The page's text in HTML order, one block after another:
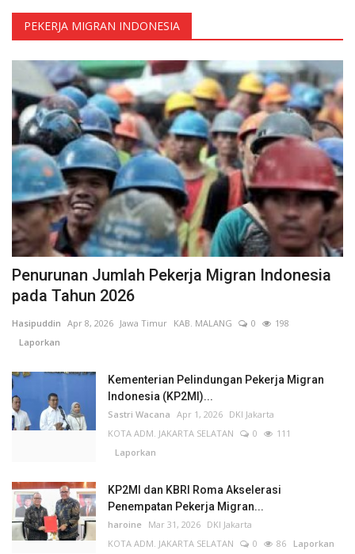
PEKERJA MIGRAN INDONESIA
Penurunan Jumlah Pekerja Migran Indonesia
pada Tahun 2026
Hasipuddin Apr 8, 2026 Jawa Timur KAB. MALANG 0
198
Laporkan
Kementerian Pelindungan Pekerja Migran
Indonesia (KP2MI)...
Sastri Wacana Apr 1, 2026 DKI Jakarta
KOTA ADM. JAKARTA SELATAN
0
111
Laporkan
KP2MI dan KBRI Roma Akselerasi
Penempatan Pekerja Migran...
haroine Mar 31, 2026 DKI Jakarta
KOTA ADM. JAKARTA SELATAN
0 86 Laporkan